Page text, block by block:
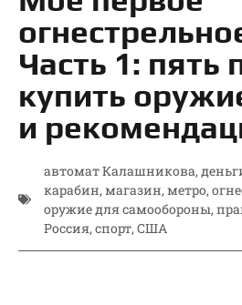
Часть 1: пять
купить
и
автомат Калашникова,
карабин, магазин, метро,
оружие для самообороны,
Россия, спорт, США